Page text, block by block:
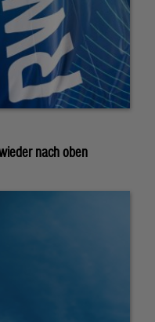
nach oben